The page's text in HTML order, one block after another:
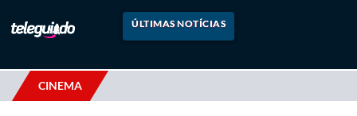
ÚLTIMAS NOTÍCIAS
CINEMA